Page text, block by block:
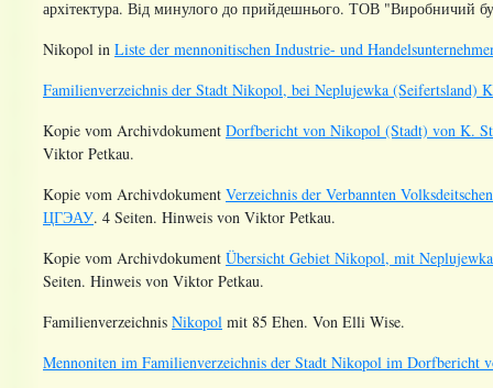
архiтектура. Вiд минулого до прийдешнього. ТОВ "Виробничий
Nikopol in Liste der mennonitischen Industrie- und
Familienverzeichnis der Stadt Nikopol, bei Neplujewka (Seifertsland)
Kopie vom Archivdokument Dorfbericht von Nikopol (Stadt) von K.
Viktor Petkau.
Kopie vom Archivdokument Verzeichnis der Verbannten
ЦГЭАУ. 4 Seiten. Hinweis von Viktor Petkau.
Kopie vom Archivdokument Übersicht Gebiet Nikopol, mit
Seiten. Hinweis von Viktor Petkau.
Familienverzeichnis Nikopol mit 85 Ehen. Von Elli Wise.
Mennoniten im Familienverzeichnis der Stadt Nikopol im Dorfbericht